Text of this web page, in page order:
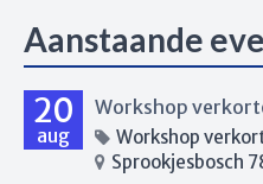
Aanstaande
20
aug
Workshop
Sprookjesbosch